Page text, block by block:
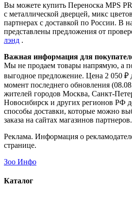
Вы можете купить Переноска MPS
с металлической дверцей, микс
партнерах с доставкой по России. В
представлены предложения от
лэнд .
Важная информация для
Мы не продаем товары напрямую, а
выгодное предложение. Цена 2 050 ₽
момент последнего обновления
жителей городов Москва, Санкт-
Новосибирск и других регионов РФ
способы доставки, которые можно
заказа на сайтах магазинов партнеров.
Реклама. Информация о
странице.
Зоо Инфо
Каталог